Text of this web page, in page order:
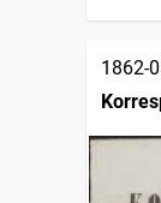
1862-